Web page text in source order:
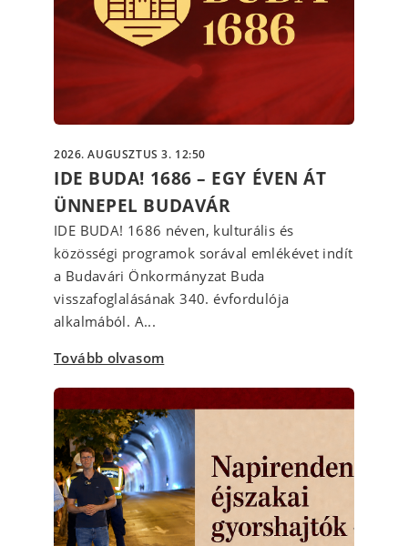
2026. AUGUSZTUS 3. 12:50
IDE BUDA! 1686 – EGY ÉVEN ÁT
ÜNNEPEL BUDAVÁR
IDE BUDA! 1686 néven, kulturális és
közösségi programok sorával emlékévet indít
a Budavári Önkormányzat Buda
visszafoglalásának 340. évfordulója
alkalmából. A...
Tovább olvasom